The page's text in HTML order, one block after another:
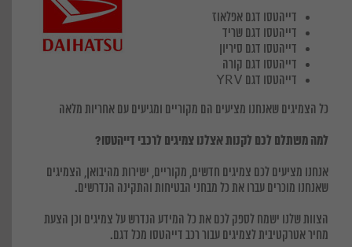
דייהטסו דגם אפלאוז
דייהטסו דגם שריד
דייהטסו דגם סיריון
דייהטסו דגם קורה
דייהטסו דגם YRV
כל הצמיגים שאנחנו מציעים הם מקוריים ומגיעים עם אחריות מלאה
למה משתלם לכם לקנות אצלנו צמיגים לרכבי דייהטסו?
אנחנו מציעים לכם צמיגים חדשים, מקוריים, ישירות מהיבואן, הצמיגים
שאנחנו מוכרים עברו את כל מבחני הבטיחות והתקינה הנדרשים.
הצוות שלנו ישמח לספק לכם את כל המידע הנדרש על צמיגים וכן הצעת
מחיר אטרקטיבית לצמיגים עבור רכב דייהטסו מכל דגם.